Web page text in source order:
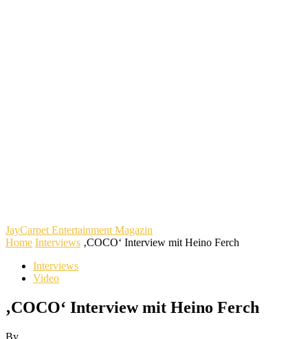
JayCarpet Entertainment Magazin
Home Interviews ‚COCO‘ Interview mit Heino Ferch
Interviews
Video
‚COCO‘ Interview mit Heino Ferch
By